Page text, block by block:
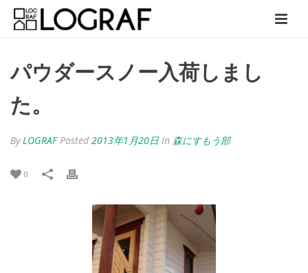
パウダースノー入荷しまし
た。
ByLOGRAF Posted 2013年1月20日 In 森にすもう部
0